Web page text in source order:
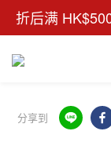
折后满
分享到